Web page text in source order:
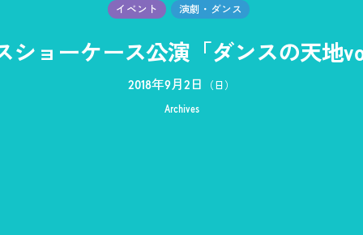
イベント 演劇・ダンス
ショーケース公演「ダンスの天地
2018年9月2日
（日）
Archives